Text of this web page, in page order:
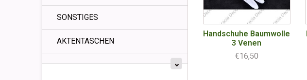
SONSTIGES
AKTENTASCHEN
Handschuhe Baumwolle
3 Venen
€16,50